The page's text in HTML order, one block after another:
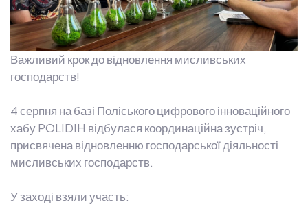
Важливий крок до відновлення мисливських
господарств!
4 серпня на базі Поліського цифрового інноваційного
хабу POLIDIH відбулася координаційна зустріч,
присвячена відновленню господарської діяльності
мисливських господарств.
У заході взяли участь: